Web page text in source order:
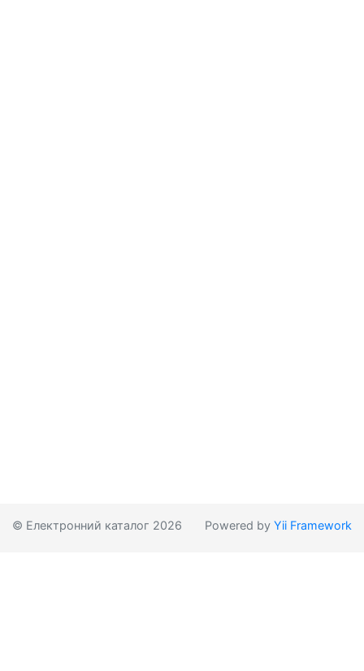
© Електронний каталог 2026 Powered by Yii Framework